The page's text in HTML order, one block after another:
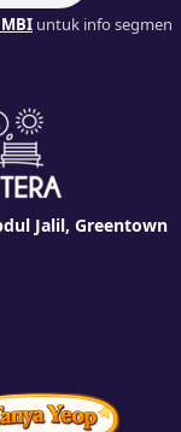
untuk info segmen
Jalil, Greentown